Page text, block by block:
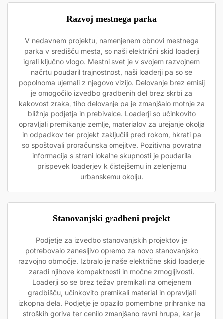
Razvoj mestnega parka
V nedavnem projektu, namenjenem obnovi mestnega
parka v središču mesta, so naši električni skid loaderji
igrali ključno vlogo. Mestni svet je v svojem razvojnem
načrtu poudaril trajnostnost, naši loaderji pa so se
popolnoma ujemali z njegovo vizijo. Delovanje brez emisij
je omogočilo izvedbo gradbenih del brez skrbi za
kakovost zraka, tiho delovanje pa je zmanjšalo motnje za
bližnja podjetja in prebivalce. Loaderji so učinkovito
opravljali premikanje zemlje, materialov za urejanje okolja
in odpadkov ter projekt zaključili pred rokom, hkrati pa
so spoštovali proračunska omejitve. Pozitivna povratna
informacija s strani lokalne skupnosti je poudarila
prispevek loaderjev k čistejšemu in zelenjemu
urbanskemu okolju.
Stanovanjski gradbeni projekt
Podjetje za izvedbo stanovanjskih projektov je
potrebovalo zanesljivo opremo za novo stanovanjsko
razvojno območje. Izbralo je naše električne skid loaderje
zaradi njihove kompaktnosti in močne zmogljivosti.
Loaderji so se brez težav premikali na omejenem
gradbišču, učinkovito premikali material in opravljali
izkopna dela. Podjetje je opazilo pomembne prihranke na
stroških goriva ter cenilo zmanjšano ravni hrupa, kar je